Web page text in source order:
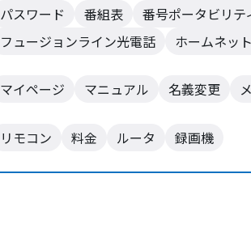
パスワード 番組表 番号ポータビリテ
フュージョンライン光電話
ホームネッ
マイページ マニュアル 名義変更
リモコン 料金 ルータ 録画機